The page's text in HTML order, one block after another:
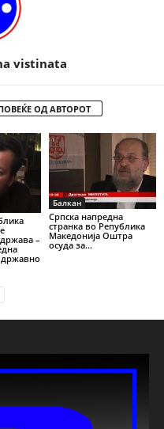
vistinata
ОД АВТОРОТ
–
Балкан
Српска напредна
странка во Република
Македонија Оштра
осуда за...